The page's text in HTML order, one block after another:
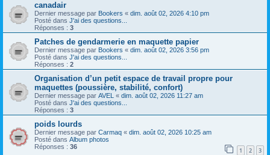
canadair
Dernier message par Bookers « dim. août 02, 2026 4:10 pm
Posté dans J'ai des questions...
Réponses : 3
Patches de gendarmerie en maquette papier
Dernier message par Bookers « dim. août 02, 2026 3:56 pm
Posté dans J'ai des questions...
Réponses : 2
Organisation d’un petit espace de travail propre pour
maquettes (poussière, stabilité, confort)
Dernier message par AVEL « dim. août 02, 2026 11:27 am
Posté dans J'ai des questions...
Réponses : 3
poids lourds
Dernier message par Carmaq « dim. août 02, 2026 10:25 am
Posté dans Album photos
Réponses : 36 1 2 3